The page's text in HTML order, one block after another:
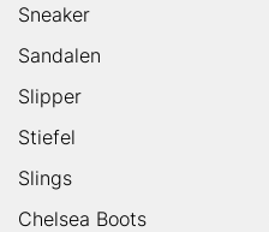
Sneaker
Sandalen
Slipper
Stiefel
Slings
Chelsea Boots